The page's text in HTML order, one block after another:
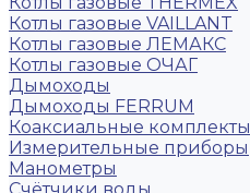
Котлы газовые VAILLANT
Котлы газовые ЛЕМАКС
Котлы газовые ОЧАГ
Дымоходы
Дымоходы FERRUM
Коаксиальные комплекты
Измерительные приборы
Манометры